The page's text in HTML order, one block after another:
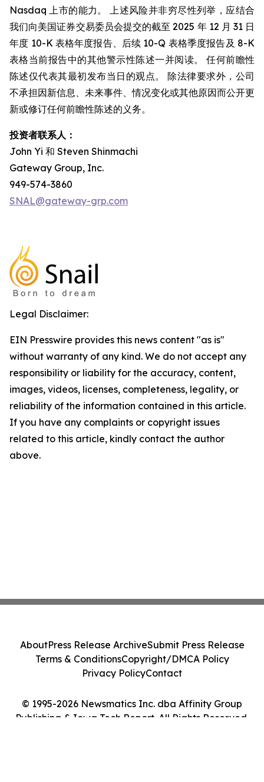
Nasdaq 上市的能力。 上述风险并非穷尽性列举，应结合
我们向美国证券交易委员会提交的截至 2025 年 12 月 31 日
年度 10-K 表格年度报告、后续 10-Q 表格季度报告及 8-K
表格当前报告中的其他警示性陈述一并阅读。 任何前瞻性
陈述仅代表其最初发布当日的观点。 除法律要求外，公司
不承担因新信息、未来事件、情况变化或其他原因而公开更
新或修订任何前瞻性陈述的义务。
投资者联系人：
John Yi 和 Steven Shinmachi
Gateway Group, Inc.
949-574-3860
SNAL@gateway-grp.com
Legal Disclaimer:
EIN Presswire provides this news content "as is"
without warranty of any kind. We do not accept any
responsibility or liability for the accuracy, content,
images, videos, licenses, completeness, legality, or
reliability of the information contained in this article.
If you have any complaints or copyright issues
related to this article, kindly contact the author
above.
© 1995-2026 Newsmatics Inc. dba Affinity Group
Publishing & Iowa Tech Report. All Rights Reserved.
AboutPress Release ArchiveSubmit Press Release
Terms & ConditionsCopyright/DMCA Policy
Privacy PolicyContact